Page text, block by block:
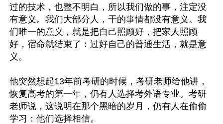
过的技术，也整不明白，所以我们做的事，注定没
有意义。我们大部分人，干的事情都没有意义。我
们唯一的意义，就是把自己照顾好，把家人照顾
好，宿命就结束了：过好自己的普通生活，就是意
义。
他突然想起13年前考研的时候，考研老师给他讲，
恢复高考的第一年，仍有人选择考外语专业。考研
老师说，这说明在那个黑暗的岁月，仍有人在偷偷
学习：他们选择相信。